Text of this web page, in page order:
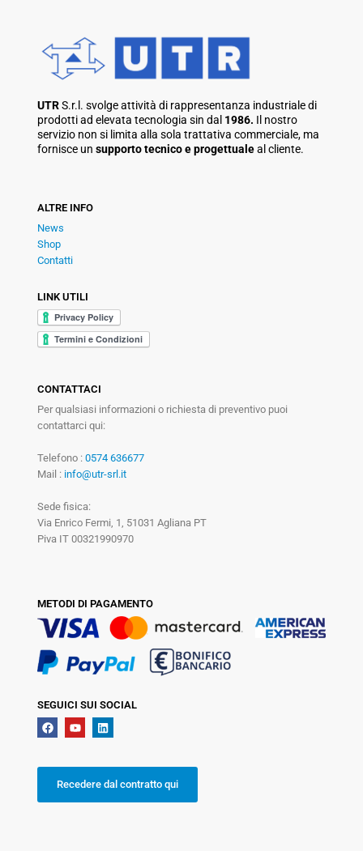
UTRS.r.l. svolge attività di rappresentanza industriale di
prodotti ad elevata tecnologia sin dal 1986. Il nostro
servizio non si limita alla sola trattativa commerciale, ma
fornisce un supporto tecnico e progettualeal cliente.
ALTRE INFO
News
Shop
Contatti
LINK UTILI
CONTATTACI
Per qualsiasi informazioni o richiesta di preventivo puoi
contattarci qui:
Telefono : 0574 636677
Mail : info@utr-srl.it
Sede fisica:
Via Enrico Fermi, 1, 51031 Agliana PT
Piva IT 00321990970
METODI DI PAGAMENTO
SEGUICI SUI SOCIAL
Recedere dal contratto qui